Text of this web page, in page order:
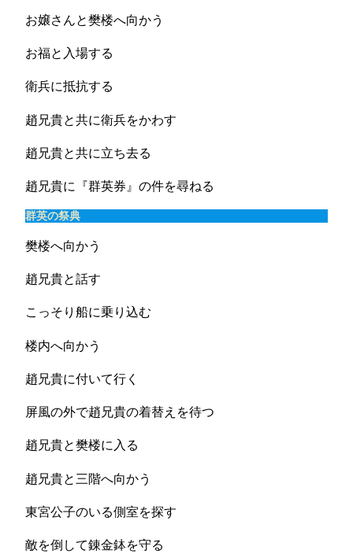
お嬢さんと樊楼へ向かう
お福と入場する
衛兵に抵抗する
趙兄貴と共に衛兵をかわす
趙兄貴と共に立ち去る
趙兄貴に『群英券』の件を尋ねる
群英の祭典
樊楼へ向かう
趙兄貴と話す
こっそり船に乗り込む
楼内へ向かう
趙兄貴に付いて行く
屏風の外で趙兄貴の着替えを待つ
趙兄貴と樊楼に入る
趙兄貴と三階へ向かう
東宮公子のいる側室を探す
敵を倒して錬金鉢を守る